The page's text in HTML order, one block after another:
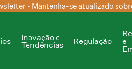
- Mantenha-se atualizado
Inovação e
Tendências
Regulação
e